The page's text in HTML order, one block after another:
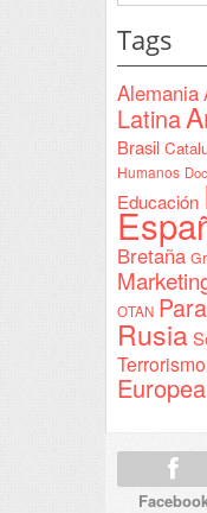
Tags
Alemania
Latina
Brasil
Humanos
Educación
Bretaña
OTAN
Rusia
Terrorismo
Europea